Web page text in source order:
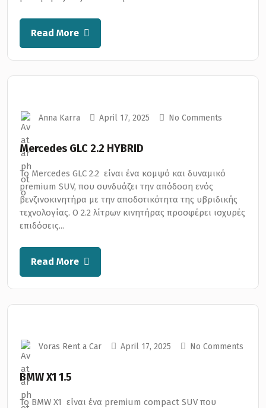
Read More
Anna Karra April 17, 2025 No Comments
Mercedes GLC 2.2 HYBRID
Το Mercedes GLC 2.2 είναι ένα κομψό και δυναμικό
premium SUV, που συνδυάζει την απόδοση ενός
βενζινοκινητήρα με την αποδοτικότητα της υβριδικής
τεχνολογίας. Ο 2.2 λίτρων κινητήρας προσφέρει ισχυρές
επιδόσεις...
Read More
Voras Rent a Car April 17, 2025 No Comments
BMW X1 1.5
Το BMW X1 είναι ένα premium compact SUV που